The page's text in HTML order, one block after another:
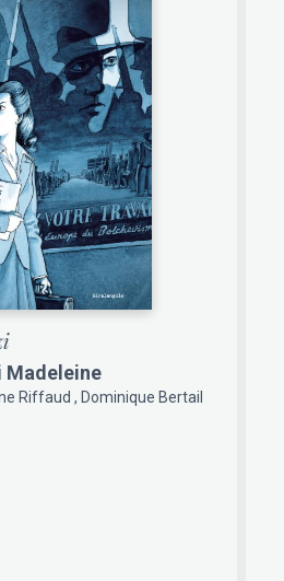
Madeleine
Riffaud Dominique Bertail